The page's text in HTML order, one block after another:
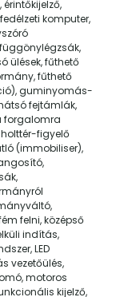
komputer,
ülések, fűthető
fűthető
guminyomás-
fejtámlák,
forgalomra
holttér-figyelő
(immobiliser),
felni, középső
indítás,
LED
vezetőülés,
motoros
kijelző,